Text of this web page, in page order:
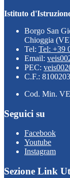
Istituto
Borgo San
Chioggia
Tel: Tel: +39
Email:
PEC:
C.F.:
Cod. Min.
Seguici su
Facebook
Youtube
Instagram
Sezione Link